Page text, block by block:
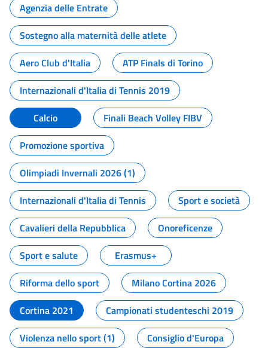
Agenzia delle Entrate
Sostegno alla maternità delle atlete
Aero Club d'Italia
ATP Finals di Torino
Internazionali d'Italia di Tennis 2019
Calcio
Finali Beach Volley FIBV
Promozione sportiva
Olimpiadi Invernali 2026 (1)
Internazionali d'Italia di Tennis
Sport e società
Cavalieri della Repubblica
Onoreficenze
Sport e salute
Erasmus+
Riforma dello sport
Milano Cortina 2026
Cortina 2021
Campionati studenteschi 2019
Violenza nello sport (1)
Consiglio d'Europa